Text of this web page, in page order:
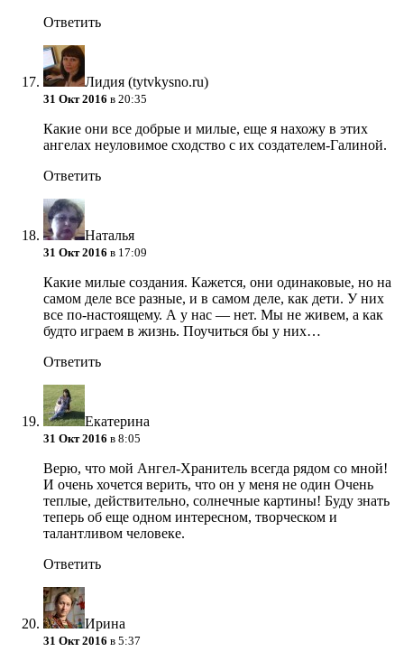
Ответить
Лидия (tytvkysno.ru)
31 Окт 2016 в 20:35
Какие они все добрые и милые, еще я нахожу в этих
ангелах неуловимое сходство с их создателем-Галиной.
Ответить
Наталья
31 Окт 2016 в 17:09
Какие милые создания. Кажется, они одинаковые, но на
самом деле все разные, и в самом деле, как дети. У них
все по-настоящему. А у нас — нет. Мы не живем, а как
будто играем в жизнь. Поучиться бы у них…
Ответить
Екатерина
31 Окт 2016 в 8:05
Верю, что мой Ангел-Хранитель всегда рядом со мной!
И очень хочется верить, что он у меня не один Очень
теплые, действительно, солнечные картины! Буду знать
теперь об еще одном интересном, творческом и
талантливом человеке.
Ответить
Ирина
31 Окт 2016 в 5:37